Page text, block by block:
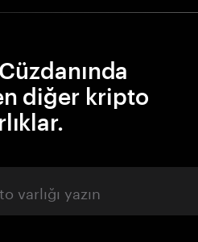
diğer kripto